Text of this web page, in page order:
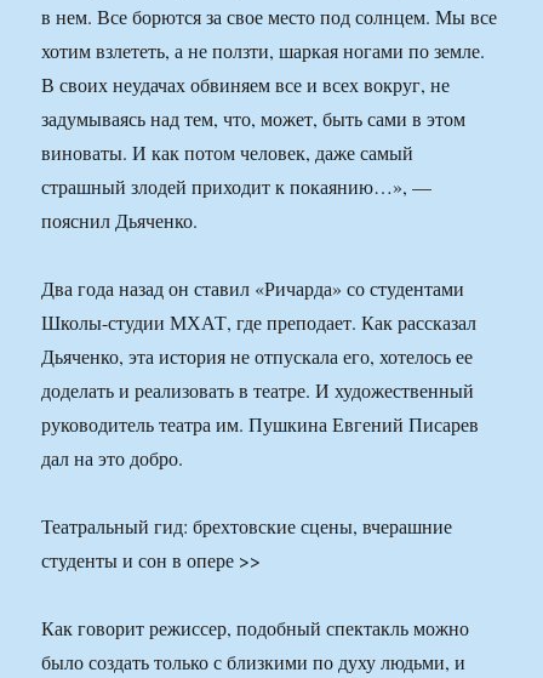
в нем. Все борются за свое место под солнцем. Мы все
хотим взлететь, а не ползти, шаркая ногами по земле.
В своих неудачах обвиняем все и всех вокруг, не
задумываясь над тем, что, может, быть сами в этом
виноваты. И как потом человек, даже самый
страшный злодей приходит к покаянию…», —
пояснил Дьяченко.
Два года назад он ставил «Ричарда» со студентами
Школы-студии МХАТ, где преподает. Как рассказал
Дьяченко, эта история не отпускала его, хотелось ее
доделать и реализовать в театре. И художественный
руководитель театра им. Пушкина Евгений Писарев
дал на это добро.
Театральный гид: брехтовские сцены, вчерашние
студенты и сон в опере >>
Как говорит режиссер, подобный спектакль можно
было создать только с близкими по духу людьми, и